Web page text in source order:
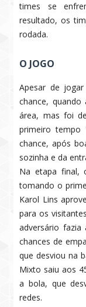
times se
resultado, os
rodada.
O JOGO
Apesar de
chance,
área, mas foi
primeiro tempo
chance, após
sozinha e da
Na etapa final,
tomando o
Karol Lins
para os
adversário
chances de
que desviou na
Mixto saiu aos
a bola, que
redes.